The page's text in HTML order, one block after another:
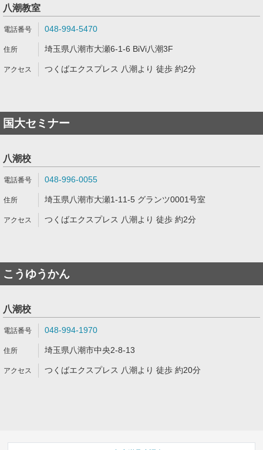
八潮教室
048-994-5470
埼玉県八潮市大瀬6-1-6 BiVi八潮3F
つくばエクスプレス 八潮より 徒歩 約2分
国大セミナー
八潮校
048-996-0055
埼玉県八潮市大瀬1-11-5 グランツ0001号室
つくばエクスプレス 八潮より 徒歩 約2分
こうゆうかん
八潮校
048-994-1970
埼玉県八潮市中央2-8-13
つくばエクスプレス 八潮より 徒歩 約20分